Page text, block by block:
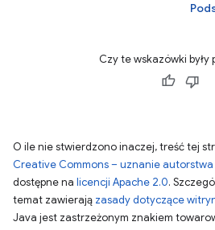
Czy te wskazówki były
O ile nie stwierdzono inaczej, treść tej
Creative Commons – uznanie autorstwa
dostępne na licencji Apache 2.0.
temat zawierają zasady dotyczące
Java jest zastrzeżonym znakiem